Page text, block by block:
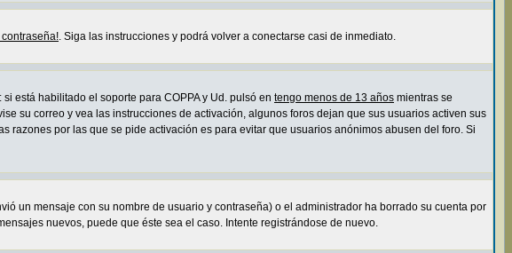
. Siga las instrucciones y podrá volver a conectarse casi de inmediato.
está habilitado el soporte para COPPA y Ud. pulsó en tengo menos de 13 años mientras se
su correo y vea las instrucciones de activación, algunos foros dejan que sus usuarios activen sus
razones por las que se pide activación es para evitar que usuarios anónimos abusen del foro. Si
un mensaje con su nombre de usuario y contraseña) o el administrador ha borrado su cuenta por
nuevos, puede que éste sea el caso. Intente registrándose de nuevo.